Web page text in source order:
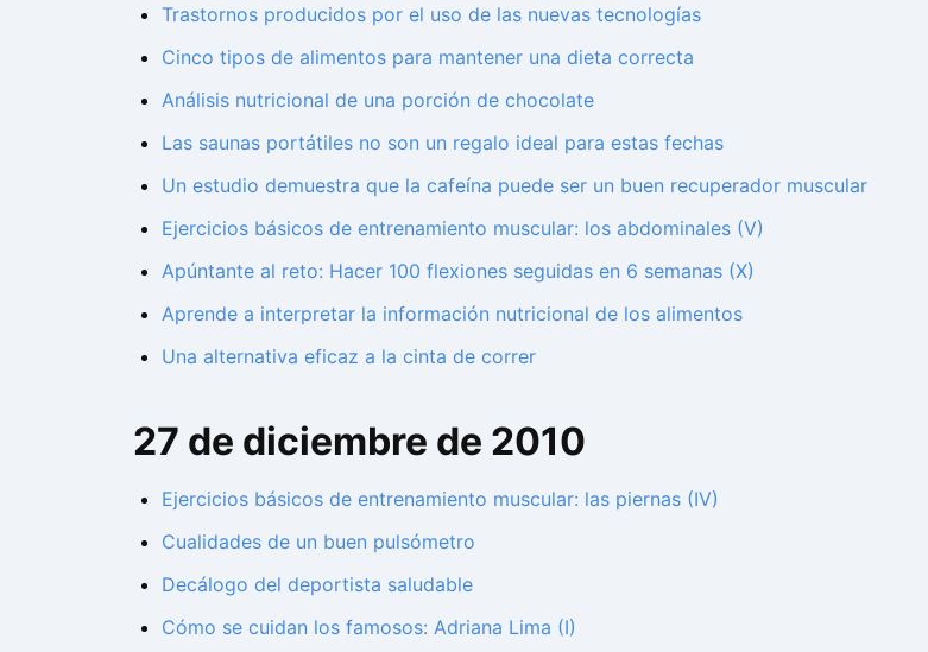
Trastornos producidos por el uso de las nuevas tecnologías
Cinco tipos de alimentos para mantener una dieta correcta
Análisis nutricional de una porción de chocolate
Las saunas portátiles no son un regalo ideal para estas fechas
Un estudio demuestra que la cafeína puede ser un buen recuperador muscular
Ejercicios básicos de entrenamiento muscular: los abdominales (V)
Apúntante al reto: Hacer 100 flexiones seguidas en 6 semanas (X)
Aprende a interpretar la información nutricional de los alimentos
Una alternativa eficaz a la cinta de correr
27 de diciembre de 2010
Ejercicios básicos de entrenamiento muscular: las piernas (IV)
Cualidades de un buen pulsómetro
Decálogo del deportista saludable
Cómo se cuidan los famosos: Adriana Lima (I)